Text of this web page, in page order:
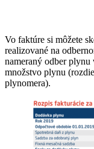
Vo faktúre si môžete
realizované na
nameraný odber plynu
množstvo plynu
plynomera).